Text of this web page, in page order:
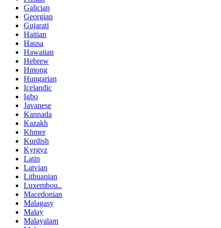
Galician
Georgian
Gujarati
Haitian
Hausa
Hawaiian
Hebrew
Hmong
Hungarian
Icelandic
Igbo
Javanese
Kannada
Kazakh
Khmer
Kurdish
Kyrgyz
Latin
Latvian
Lithuanian
Luxembou..
Macedonian
Malagasy
Malay
Malayalam